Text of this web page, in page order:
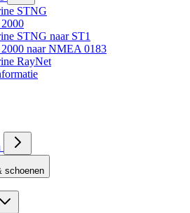
STNG
STNG naar ST1
naar NMEA 0183
RayNet
schoenen